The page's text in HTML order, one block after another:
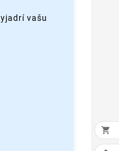
vašu
